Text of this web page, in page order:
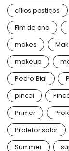
cílios postiços
Fim de ano
makes
makeup
Pedro Bial
pincel
Primer
Protetor solar
Summer